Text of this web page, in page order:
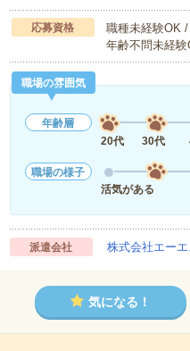
応募資格
職種未経験OK
年齢不問未経験
職場の雰囲気
年齢層
20代
30代
職場の様子
活気がある
派遣会社 株式会社エー
気になる！